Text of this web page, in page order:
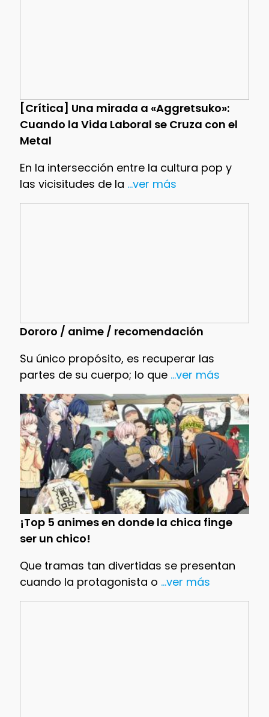
[Crítica] Una mirada a «Aggretsuko»:
Cuando la Vida Laboral se Cruza con el
Metal
En la intersección entre la cultura pop y
las vicisitudes de la ...ver más
Dororo / anime / recomendación
Su único propósito, es recuperar las
partes de su cuerpo; lo que...ver más
¡Top 5 animes en donde la chica finge
ser un chico!
Que tramas tan divertidas se presentan
cuando la protagonista o ...ver más